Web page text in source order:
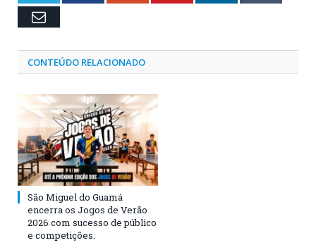
Email
CONTEÚDO RELACIONADO
São Miguel do Guamá
encerra os Jogos de Verão
2026 com sucesso de público
e competições.